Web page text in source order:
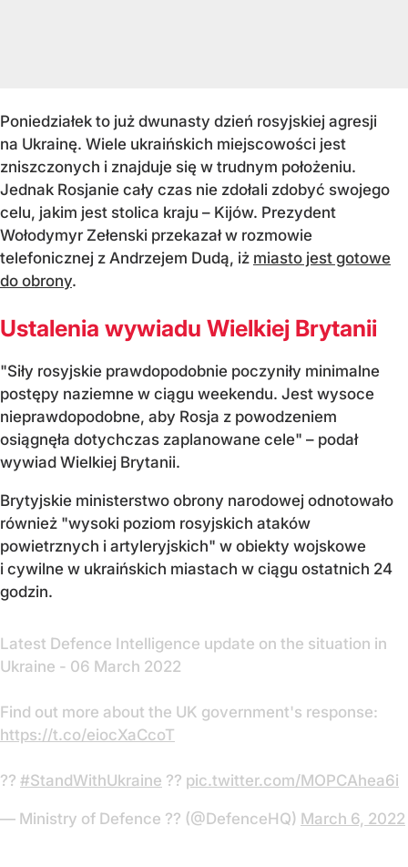
Poniedziałek to już dwunasty dzień rosyjskiej agresji
na Ukrainę. Wiele ukraińskich miejscowości jest
zniszczonych i znajduje się w trudnym położeniu.
Jednak Rosjanie cały czas nie zdołali zdobyć swojego
celu, jakim jest stolica kraju – Kijów. Prezydent
Wołodymyr Zełenski przekazał w rozmowie
telefonicznej z Andrzejem Dudą, iż miasto jest gotowe
do obrony.
Ustalenia wywiadu Wielkiej Brytanii
"Siły rosyjskie prawdopodobnie poczyniły minimalne
postępy naziemne w ciągu weekendu. Jest wysoce
nieprawdopodobne, aby Rosja z powodzeniem
osiągnęła dotychczas zaplanowane cele" – podał
wywiad Wielkiej Brytanii.
Brytyjskie ministerstwo obrony narodowej odnotowało
również "wysoki poziom rosyjskich ataków
powietrznych i artyleryjskich" w obiekty wojskowe
i cywilne w ukraińskich miastach w ciągu ostatnich 24
godzin.
Latest Defence Intelligence update on the situation in
Ukraine - 06 March 2022
Find out more about the UK government's response:
https://t.co/eiocXaCcoT
?? #StandWithUkraine ?? pic.twitter.com/MOPCAhea6i
— Ministry of Defence ?? (@DefenceHQ) March 6, 2022